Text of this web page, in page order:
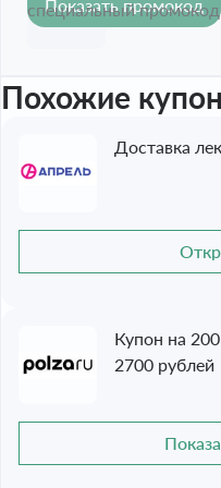
-10%
Срок акции истёк
специальный
Показать промокод
Похожие
Доставка
Купон на
2700 рублей